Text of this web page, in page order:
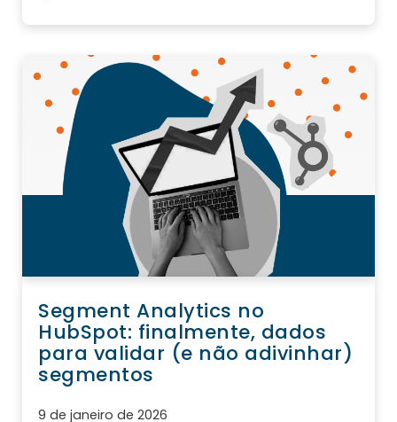
Segment Analytics no
HubSpot: finalmente, dados
para validar (e não adivinhar)
segmentos
9 de janeiro de 2026